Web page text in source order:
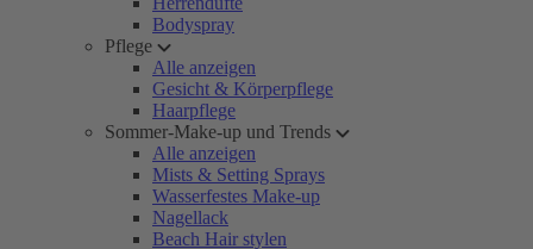
Bodyspray
Pflege
Alle anzeigen
Gesicht & Körperpflege
Haarpflege
Sommer-Make-up und Trends
Alle anzeigen
Mists & Setting Sprays
Wasserfestes Make-up
Nagellack
Beach Hair stylen